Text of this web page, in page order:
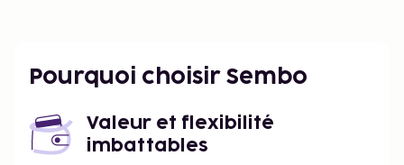
Un parking gratuit est disponible dans l'enceinte de
l'hébergement. Profitez des nombreuses
l'hébergement et qui incluent notamment une
piscine extérieure et un bain à remous. Parmi les
Pourquoi choisir Sembo
Valeur et flexibilité
imbattables